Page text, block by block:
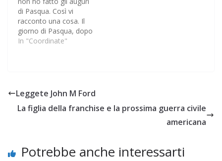
di Pasqua. Così vi
racconto una cosa. Il
giorno di Pasqua, dopo
avere molto mangiato,
Agnese. C'era un sole
magnifico. Abbiamo
accompagnato mio
In "Coordinate"
Leggete John M Ford
La figlia della franchise e la prossima guerra civile
americana
Potrebbe anche interessarti